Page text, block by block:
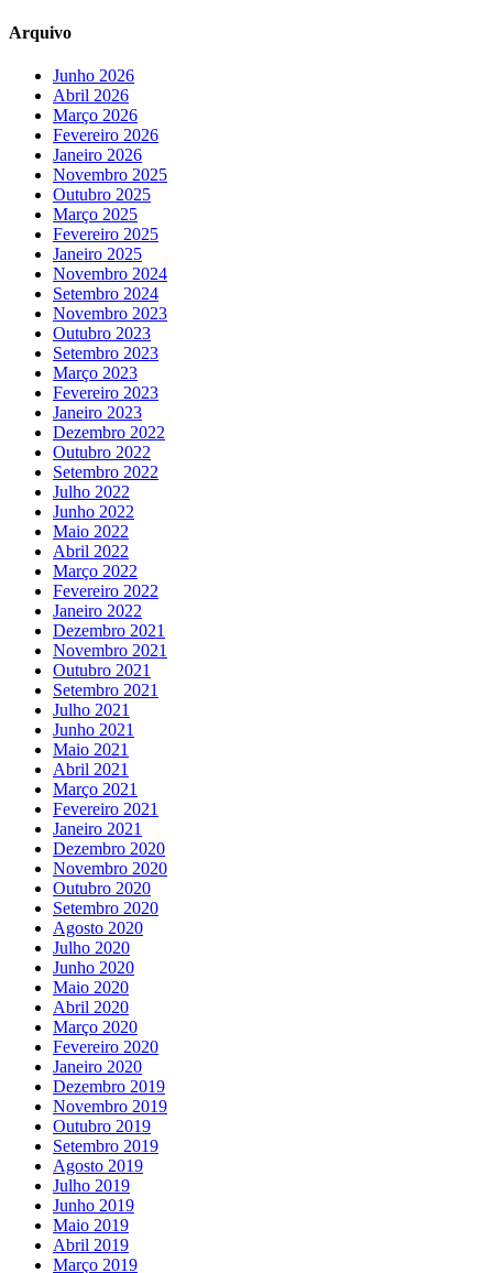
Arquivo
Junho 2026
Abril 2026
Março 2026
Fevereiro 2026
Janeiro 2026
Novembro 2025
Outubro 2025
Março 2025
Fevereiro 2025
Janeiro 2025
Novembro 2024
Setembro 2024
Novembro 2023
Outubro 2023
Setembro 2023
Março 2023
Fevereiro 2023
Janeiro 2023
Dezembro 2022
Outubro 2022
Setembro 2022
Julho 2022
Junho 2022
Maio 2022
Abril 2022
Março 2022
Fevereiro 2022
Janeiro 2022
Dezembro 2021
Novembro 2021
Outubro 2021
Setembro 2021
Julho 2021
Junho 2021
Maio 2021
Abril 2021
Março 2021
Fevereiro 2021
Janeiro 2021
Dezembro 2020
Novembro 2020
Outubro 2020
Setembro 2020
Agosto 2020
Julho 2020
Junho 2020
Maio 2020
Abril 2020
Março 2020
Fevereiro 2020
Janeiro 2020
Dezembro 2019
Novembro 2019
Outubro 2019
Setembro 2019
Agosto 2019
Julho 2019
Junho 2019
Maio 2019
Abril 2019
Março 2019